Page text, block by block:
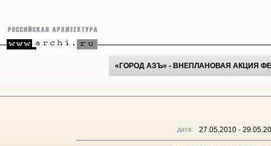
«ГОРОД АЗЪ» - ВНЕПЛАНОВАЯ АКЦИЯ
дата: 27.05.2010 -